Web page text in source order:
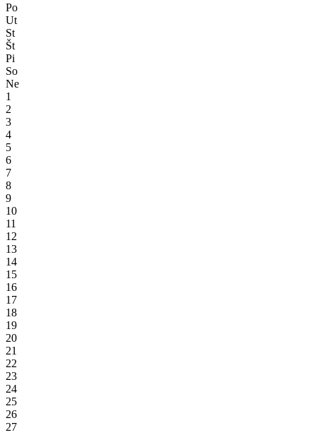
Po
Ut
St
Št
Pi
So
Ne
1
2
3
4
5
6
7
8
9
10
11
12
13
14
15
16
17
18
19
20
21
22
23
24
25
26
27